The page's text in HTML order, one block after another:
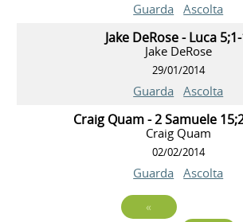
Guarda Ascolta
Jake DeRose - Luca
Jake DeRose
29/01/2014
Guarda Ascolta
Craig Quam - 2 Samuele
Craig Quam
02/02/2014
Guarda Ascolta
«